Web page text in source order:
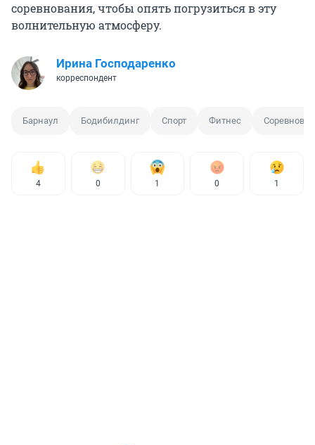
соревнования, чтобы опять погрузиться в эту
волнительную атмосферу.
Ирина Господаренко
корреспондент
Барнаул Бодибилдинг Спорт Фитнес
4 0 1 0 1